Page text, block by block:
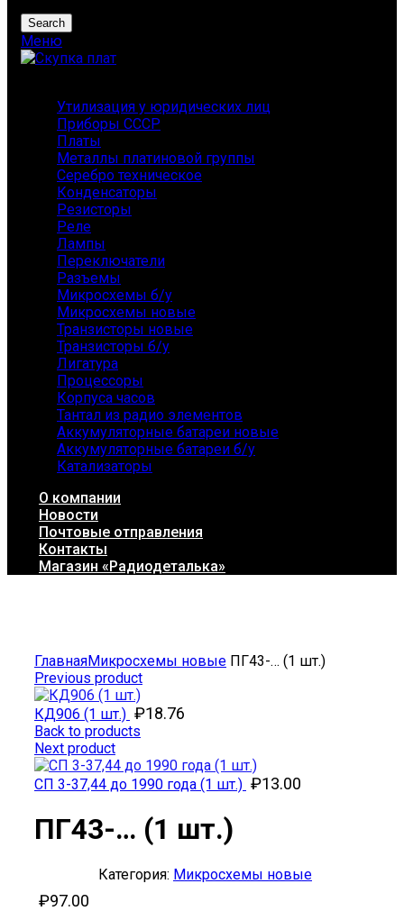
Search
Меню
Утилизация у юридических лиц
Приборы СССР
Платы
Металлы платиновой группы
Серебро техническое
Конденсаторы
Резисторы
Реле
Лампы
Переключатели
Разъемы
Микросхемы б/у
Микросхемы новые
Транзисторы новые
Транзисторы б/у
Лигатура
Процессоры
Корпуса часов
Тантал из радио элементов
Аккумуляторные батареи новые
Аккумуляторные батареи б/у
Катализаторы
О компании
Новости
Почтовые отправления
Контакты
Магазин «Радиодеталька»
ГлавнаяМикросхемы новые ПГ43-… (1 шт.)
Previous product
КД906 (1 шт.) ₽18.76
Back to products
Next product
СП 3-37,44 до 1990 года (1 шт.) ₽13.00
ПГ43-… (1 шт.)
₽97.00
Категория: Микросхемы новые